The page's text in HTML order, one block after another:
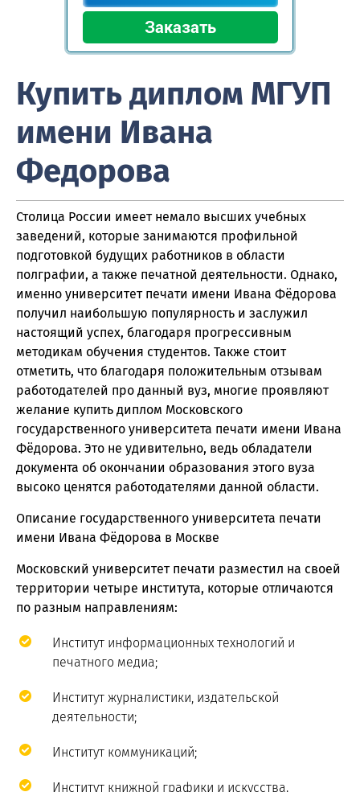
Купить диплом МГУП
имени Ивана
Федорова
Столица России имеет немало высших учебных
заведений, которые занимаются профильной
подготовкой будущих работников в области
полграфии, а также печатной деятельности. Однако,
именно университет печати имени Ивана Фёдорова
получил наибольшую популярность и заслужил
настоящий успех, благодаря прогрессивным
методикам обучения студентов. Также стоит
отметить, что благодаря положительным отзывам
работодателей про данный вуз, многие проявляют
желание купить диплом Московского
государственного университета печати имени Ивана
Фёдорова. Это не удивительно, ведь обладатели
документа об окончании образования этого вуза
высоко ценятся работодателями данной области.
Описание государственного университета печати
имени Ивана Фёдорова в Москве
Московский университет печати разместил на своей
территории четыре института, которые отличаются
по разным направлениям:
Институт информационных технологий и
печатного медиа;
Институт журналистики, издательской
деятельности;
Институт коммуникаций;
Институт книжной графики и искусства.